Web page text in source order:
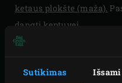
Sutikimas
ketaus plokšte (maža)
dangtį keptuvei.
Keptuvė pagaminta iš